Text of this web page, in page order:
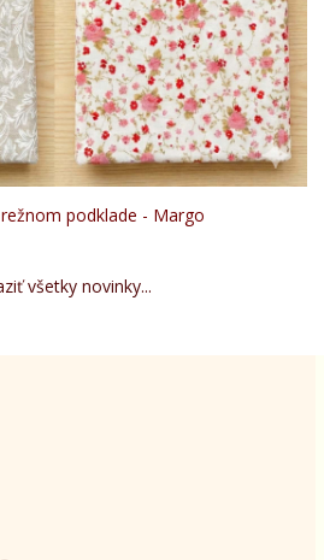
podklade - Margo
všetky novinky...